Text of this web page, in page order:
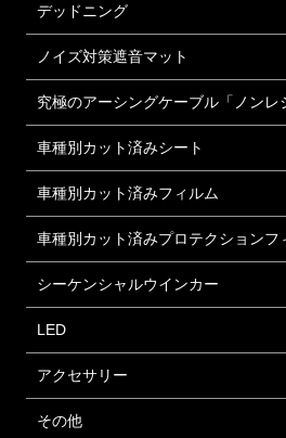
デッドニング
ノイズ対策遮音マット
究極のアーシングケーブル「ノンレ
車種別カット済みシート
車種別カット済みフィルム
車種別カット済みプロテクションフ
シーケンシャルウインカー
LED
アクセサリー
その他